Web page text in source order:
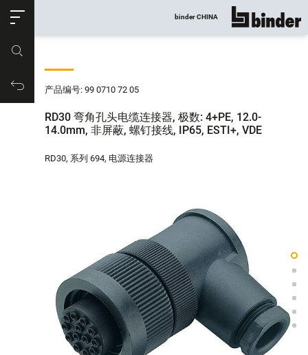
购物车
binder CHINA 显示所有
产品编号: 99 0710 72 05
RD30 弯角孔头电缆连接器, 极数: 4+PE, 12.0-
14.0mm, 非屏蔽, 螺钉接线, IP65, ESTI+, VDE
RD30, 系列 694, 电源连接器